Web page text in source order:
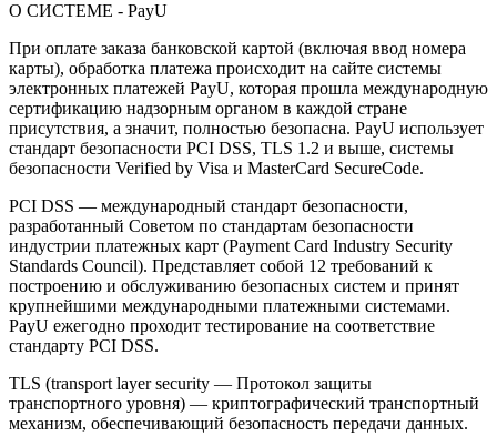
О СИСТЕМЕ - PayU
При оплате заказа банковской картой (включая ввод номера
карты), обработка платежа происходит на сайте системы
электронных платежей PayU, которая прошла международную
сертификацию надзорным органом в каждой стране
присутствия, а значит, полностью безопасна. PayU использует
стандарт безопасности PCI DSS, TLS 1.2 и выше, системы
безопасности Verified by Visa и MasterCard SecureCode.
PCI DSS — международный стандарт безопасности,
разработанный Советом по стандартам безопасности
индустрии платежных карт (Payment Card Industry Security
Standards Council). Представляет собой 12 требований к
построению и обслуживанию безопасных систем и принят
крупнейшими международными платежными системами.
PayU ежегодно проходит тестирование на соответствие
стандарту PCI DSS.
TLS (transport layer security — Протокол защиты
транспортного уровня) — криптографический транспортный
механизм, обеспечивающий безопасность передачи данных.